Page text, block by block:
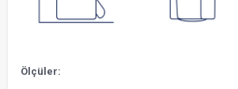
Ölçüler: